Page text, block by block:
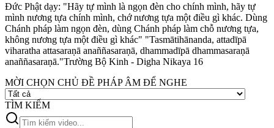
Đức Phật dạy: "Hãy tự mình là ngọn đèn cho chính mình, hãy tự
mình nương tựa chính mình, chớ nương tựa một điều gì khác. Dùng
Chánh pháp làm ngọn đèn, dùng Chánh pháp làm chỗ nương tựa,
không nương tựa một điều gì khác" "Tasmātihānanda, attadīpā
viharatha attasaraṇā anaññasaraṇā, dhammadīpā dhammasaraṇā
anaññasaraṇā."Trường Bộ Kinh - Digha Nikaya 16
MỜI CHỌN CHỦ ĐỀ PHÁP ÂM ĐỂ NGHE
TÌM KIẾM